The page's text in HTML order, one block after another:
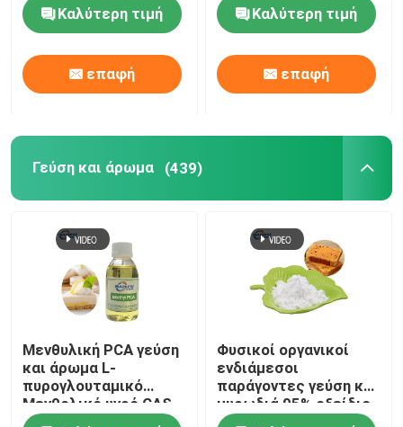
Καλύτερη τιμή
επαφή
Καλύτερη τιμή
επαφή
Γεύση και άρωμα (439)
Μενθυλική PCA γεύση
και άρωμα L-
πυρογλουταμικό
Μενθολικό υγρό CAS
64519-44-4
Φυσικοί οργανικοί
ενδιάμεσοι
παράγοντες γεύση και
μυρωδιά 95% οξείδιο
καρυοφυλλίνης CAS